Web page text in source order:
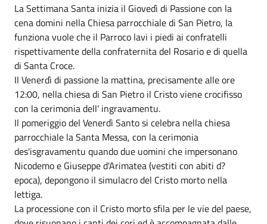
La Settimana Santa inizia il Giovedì di Passione con la
cena domini nella Chiesa parrocchiale di San Pietro, la
funziona vuole che il Parroco lavi i piedi ai confratelli
rispettivamente della confraternita del Rosario e di quella
di Santa Croce.
Il Venerdì di passione la mattina, precisamente alle ore
12:00, nella chiesa di San Pietro il Cristo viene crocifisso
con la cerimonia dell' ingravamentu.
Il pomeriggio del Venerdì Santo si celebra nella chiesa
parrocchiale la Santa Messa, con la cerimonia
des'isgravamentu quando due uomini che impersonano
Nicodemo e Giuseppe d'Arimatea (vestiti con abiti d?
epoca), depongono il simulacro del Cristo morto nella
lettiga.
La processione con il Cristo morto sfila per le vie del paese,